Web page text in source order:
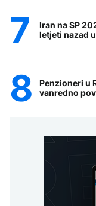
Iran na SP
letjeti nazad
Penzioneri u
vanredno